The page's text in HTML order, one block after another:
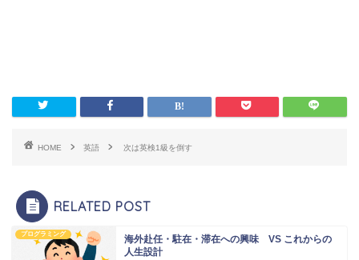
HOME 英語 次は英検1級を倒す
RELATED POST
プログラミング
海外赴任・駐在・滞在への興味 VS これからの
人生設計